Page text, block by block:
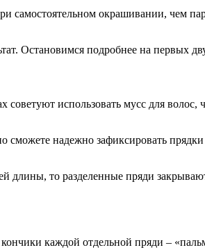
самостоятельном окрашивании, чем
Остановимся подробнее на первых
использовать мусс для волос,
надежно зафиксировать
длины, то разделенные пряди
каждой отдельной пряди –